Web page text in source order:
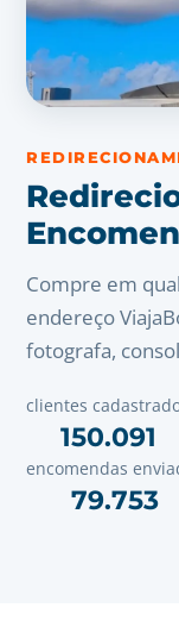
Compre em
endereço
fotografa,
clientes
150.091
encomendas
79.753